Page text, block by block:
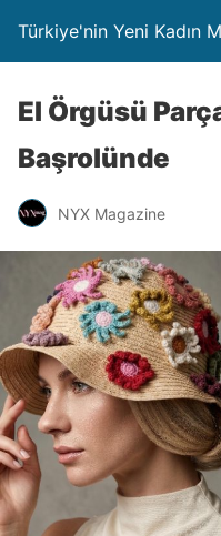
Türkiye'nin Yeni Kadın
El Örgüsü
Başrolünde
NYX Magazine